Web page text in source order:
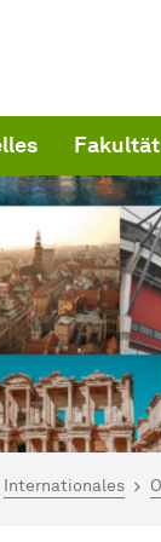
Fakultät
hier:
Internationales